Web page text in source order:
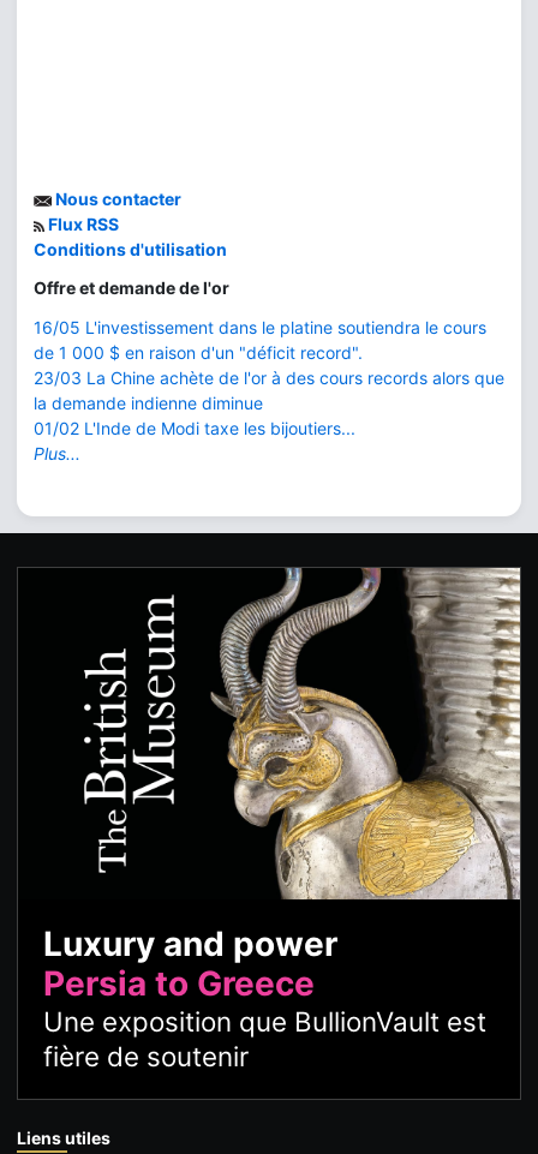
Nous contacter
Flux RSS
Conditions d'utilisation
Offre et demande de l'or
16/05 L'investissement dans le platine soutiendra le cours
de 1 000 $ en raison d'un "déficit record".
23/03 La Chine achète de l'or à des cours records alors que
la demande indienne diminue
01/02 L'Inde de Modi taxe les bijoutiers...
Plus...
Luxury and power
Persia to Greece
Une exposition que BullionVault est
fière de soutenir
Liens utiles